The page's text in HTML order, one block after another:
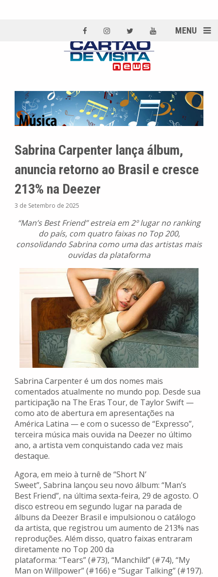
MENU
Sabrina Carpenter lança álbum,
anuncia retorno ao Brasil e cresce
213% na Deezer
3 de Setembro de 2025
“Man’s Best Friend” estreia em 2º lugar no ranking
do país, com quatro faixas no Top 200,
consolidando Sabrina como uma das artistas mais
ouvidas da plataforma
Sabrina Carpenter é um dos nomes mais
comentados atualmente no mundo pop. Desde sua
participação na The Eras Tour, de Taylor Swift —
como ato de abertura em apresentações na
América Latina — e com o sucesso de “Expresso”,
terceira música mais ouvida na Deezer no último
ano, a artista vem conquistando cada vez mais
destaque.
Agora, em meio à turnê de “Short N’
Sweet”, Sabrina lançou seu novo álbum: “Man’s
Best Friend”, na última sexta-feira, 29 de agosto. O
disco estreou em segundo lugar na parada de
álbuns da Deezer Brasil e impulsionou o catálogo
da artista, que registrou um aumento de 213% nas
reproduções. Além disso, quatro faixas entraram
diretamente no Top 200 da
plataforma: “Tears” (#73), “Manchild” (#74), “My
Man on Willpower” (#166) e “Sugar Talking” (#197).